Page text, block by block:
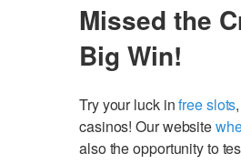
Missed the
Big Win!
Try your luck infree slots
casinos! Our website
also the opportunity to